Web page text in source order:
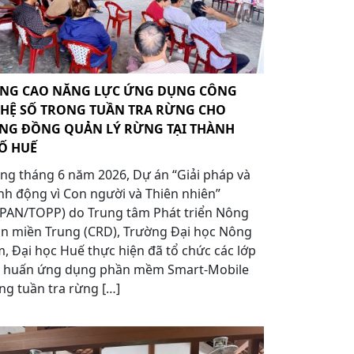
CAO NĂNG LỰC ỨNG DỤNG CÔNG
SỐ TRONG TUẦN TRA RỪNG CHO
ĐỒNG QUẢN LÝ RỪNG TẠI THÀNH
HUẾ
tháng 6 năm 2026, Dự án “Giải pháp và
động vì Con người và Thiên nhiên”
TOPP) do Trung tâm Phát triển Nông
miền Trung (CRD), Trường Đại học Nông
Đại học Huế thực hiện đã tổ chức các lớp
huấn ứng dụng phần mềm Smart-Mobile
tuần tra rừng […]